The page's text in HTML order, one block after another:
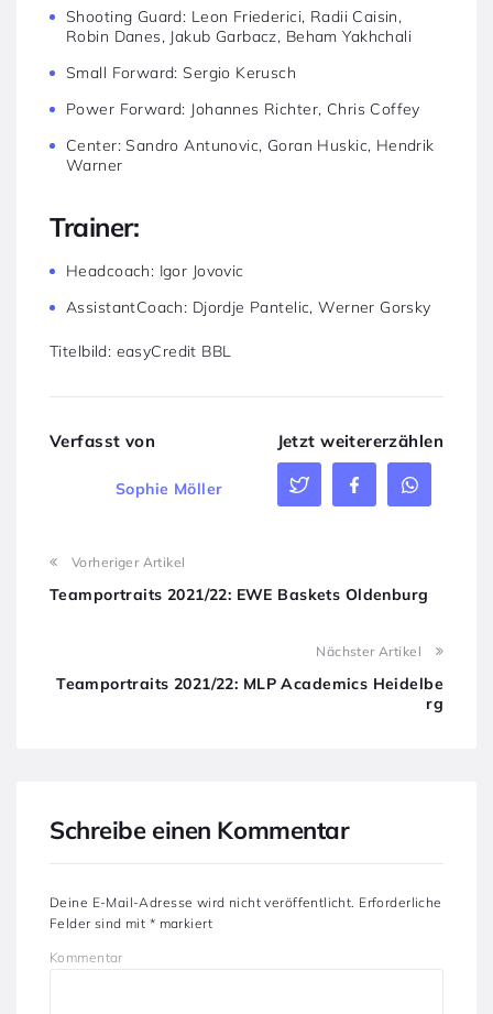
Shooting Guard: Leon Friederici, Radii Caisin,
Robin Danes, Jakub Garbacz, Beham Yakhchali
Small Forward: Sergio Kerusch
Power Forward: Johannes Richter, Chris Coffey
Center: Sandro Antunovic, Goran Huskic, Hendrik
Warner
Trainer:
Headcoach: Igor Jovovic
AssistantCoach: Djordje Pantelic, Werner Gorsky
Titelbild: easyCredit BBL
Verfasst von
Sophie Möller
Jetzt weitererzählen
Vorheriger Artikel
Teamportraits 2021/22: EWE Baskets Oldenburg
Nächster Artikel
Teamportraits 2021/22: MLP Academics Heidelbe
rg
Schreibe einen Kommentar
Deine E-Mail-Adresse wird nicht veröffentlicht. Erforderliche
Felder sind mit * markiert
Kommentar